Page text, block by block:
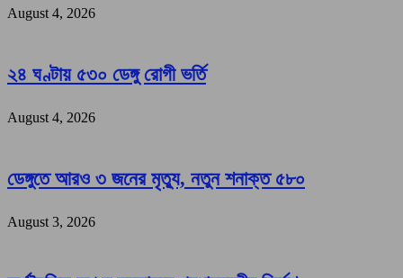
August 4, 2026
২৪ ঘণ্টায় ৫৩০ ডেঙ্গু রোগী ভর্তি
August 4, 2026
ডেঙ্গুতে আরও ৩ জনের মৃত্যু, নতুন শনাক্ত ৫৮০
August 3, 2026